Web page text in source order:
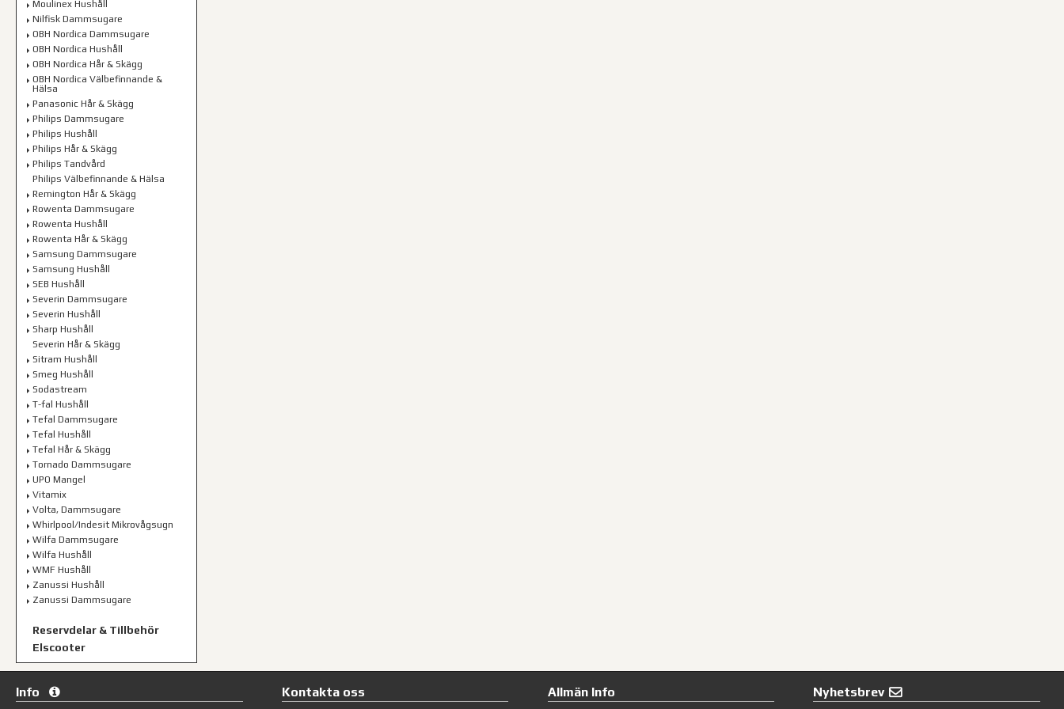
Moulinex Hushåll
Nilfisk Dammsugare
OBH Nordica Dammsugare
OBH Nordica Hushåll
OBH Nordica Hår & Skägg
OBH Nordica Välbefinnande &
Hälsa
Panasonic Hår & Skägg
Philips Dammsugare
Philips Hushåll
Philips Hår & Skägg
Philips Tandvård
Philips Välbefinnande & Hälsa
Remington Hår & Skägg
Rowenta Dammsugare
Rowenta Hushåll
Rowenta Hår & Skägg
Samsung Dammsugare
Samsung Hushåll
SEB Hushåll
Severin Dammsugare
Severin Hushåll
Sharp Hushåll
Severin Hår & Skägg
Sitram Hushåll
Smeg Hushåll
Sodastream
T-fal Hushåll
Tefal Dammsugare
Tefal Hushåll
Tefal Hår & Skägg
Tornado Dammsugare
UPO Mangel
Vitamix
Volta, Dammsugare
Whirlpool/Indesit Mikrovågsugn
Wilfa Dammsugare
Wilfa Hushåll
WMF Hushåll
Zanussi Hushåll
Zanussi Dammsugare
Reservdelar & Tillbehör
Elscooter
Info Kontakta oss Allmän Info Nyhetsbrev